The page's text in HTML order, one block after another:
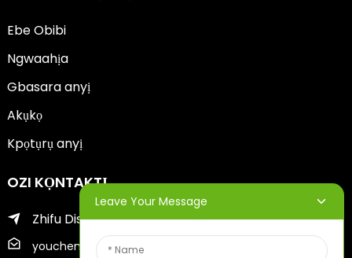
Ebe Obibi
Ngwaahịa
Gbasara anyị
Akụkọ
Kpọtụrụ anyị
OZI KỌNTAKTỊ
Zhifu District nke Yantai City
youcheng@ytscreenprinter.com
Leave Your Message